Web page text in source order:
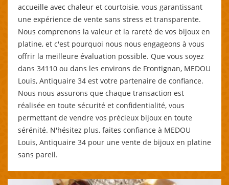
accueille avec chaleur et courtoisie, vous garantissant
une expérience de vente sans stress et transparente.
Nous comprenons la valeur et la rareté de vos bijoux en
platine, et c'est pourquoi nous nous engageons à vous
offrir la meilleure évaluation possible. Que vous soyez
dans 34110 ou dans les environs de Frontignan, MEDOU
Louis, Antiquaire 34 est votre partenaire de confiance.
Nous nous assurons que chaque transaction est
réalisée en toute sécurité et confidentialité, vous
permettant de vendre vos précieux bijoux en toute
sérénité. N'hésitez plus, faites confiance à MEDOU
Louis, Antiquaire 34 pour une vente de bijoux en platine
sans pareil.